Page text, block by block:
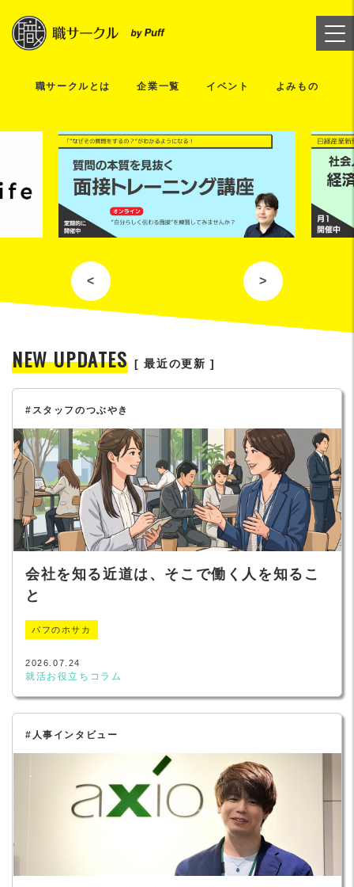
職サークルとは 企業一覧 イベント よみもの
< >
NEW UPDATES [ 最近の更新 ]
#スタッフのつぶやき
会社を知る近道は、そこで働く人を知るこ
と
パフのホサカ
2026.07.24
就活お役立ちコラム
#人事インタビュー